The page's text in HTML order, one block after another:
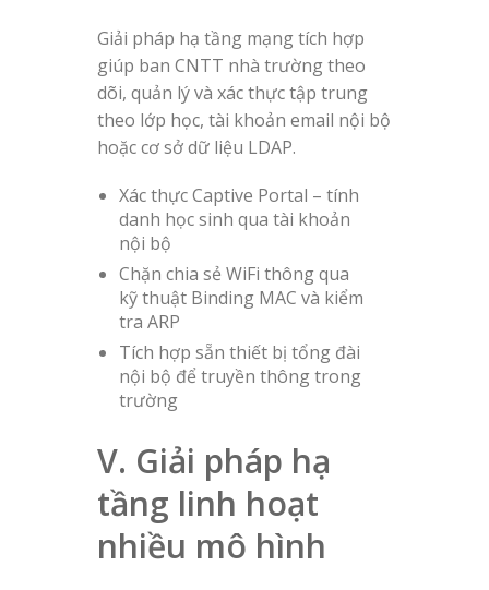
Giải pháp hạ tầng mạng tích hợp
giúp ban CNTT nhà trường theo
dõi, quản lý và xác thực tập trung
theo lớp học, tài khoản email nội bộ
hoặc cơ sở dữ liệu LDAP.
Xác thực Captive Portal – tính
danh học sinh qua tài khoản
nội bộ
Chặn chia sẻ WiFi thông qua
kỹ thuật Binding MAC và kiểm
tra ARP
Tích hợp sẵn thiết bị tổng đài
nội bộ để truyền thông trong
trường
V. Giải pháp hạ
tầng linh hoạt
nhiều mô hình